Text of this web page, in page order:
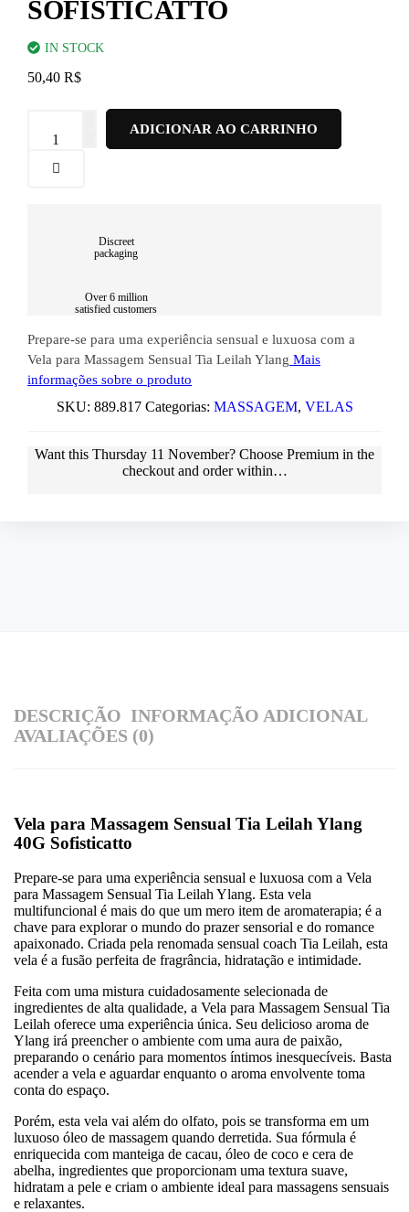
SOFISTICATTO
IN STOCK
50,40 R$
Massagem
Sensual
ADICIONAR AO CARRINHO
Discreet
packaging
Over 6 million
satisfied customers
Prepare-se para uma experiência sensual e luxuosa com a
Vela para Massagem Sensual Tia Leilah Ylang Mais
informações sobre o produto
SKU: 889.817 Categorias: MASSAGEM, VELAS
Want this Thursday 11 November? Choose Premium in the
checkout and order within…
DESCRIÇÃO INFORMAÇÃO ADICIONAL
AVALIAÇÕES (0)
Vela para Massagem Sensual Tia Leilah Ylang
40G Sofisticatto
Prepare-se para uma experiência sensual e luxuosa com a Vela
para Massagem Sensual Tia Leilah Ylang. Esta vela
multifuncional é mais do que um mero item de aromaterapia; é a
chave para explorar o mundo do prazer sensorial e do romance
apaixonado. Criada pela renomada sensual coach Tia Leilah, esta
vela é a fusão perfeita de fragrância, hidratação e intimidade.
Feita com uma mistura cuidadosamente selecionada de
ingredientes de alta qualidade, a Vela para Massagem Sensual Tia
Leilah oferece uma experiência única. Seu delicioso aroma de
Ylang irá preencher o ambiente com uma aura de paixão,
preparando o cenário para momentos íntimos inesquecíveis. Basta
acender a vela e aguardar enquanto o aroma envolvente toma
conta do espaço.
Porém, esta vela vai além do olfato, pois se transforma em um
luxuoso óleo de massagem quando derretida. Sua fórmula é
enriquecida com manteiga de cacau, óleo de coco e cera de
abelha, ingredientes que proporcionam uma textura suave,
hidratam a pele e criam o ambiente ideal para massagens sensuais
e relaxantes.